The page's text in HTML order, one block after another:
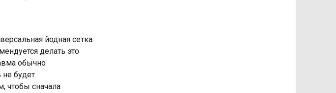
йодная сетка.
делать это
обычно
будет
чтобы сначала